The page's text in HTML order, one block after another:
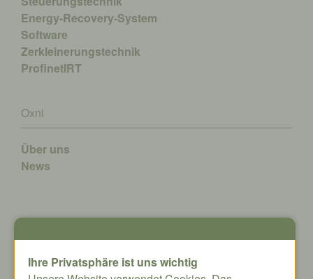
Energy-Recovery-System
Software
Zerkleinerungstechnik
ProfinetIRT
Oxni
Über uns
News
Oxni GmbH
Ihre Privatsphäre ist uns wichtig